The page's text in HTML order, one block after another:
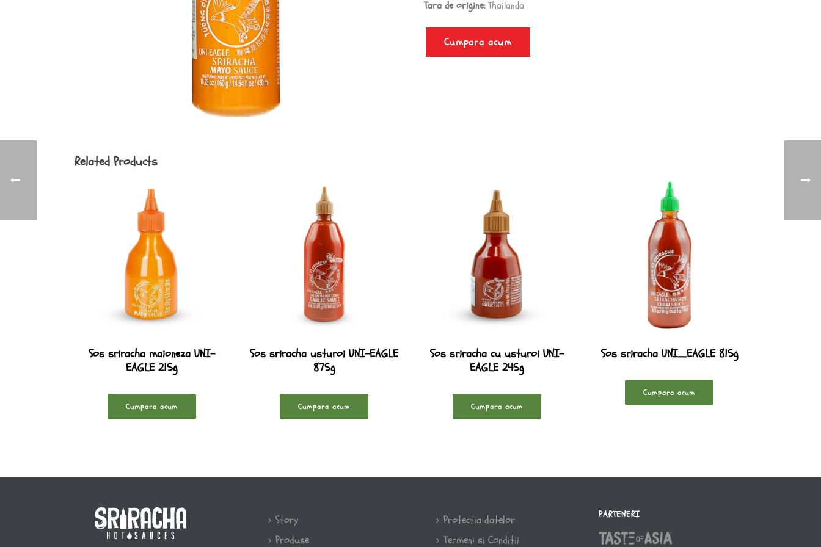
Tara de origine:Thailanda
Cumpara acum
Related Products
Sos sriracha maioneza UNI-
EAGLE 215g
Cumpara acum
Sos sriracha usturoi UNI-EAGLE
875g
Cumpara acum
Sos sriracha cu usturoi UNI-
EAGLE 245g
Cumpara acum
Sos sriracha UNI_EAGLE 815g
Cumpara acum
Story
Produse
Protectia datelor
Termeni si Conditii
PARTENERI